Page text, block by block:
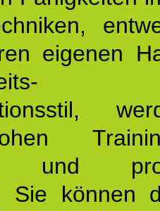
eigenen
und
Sie können